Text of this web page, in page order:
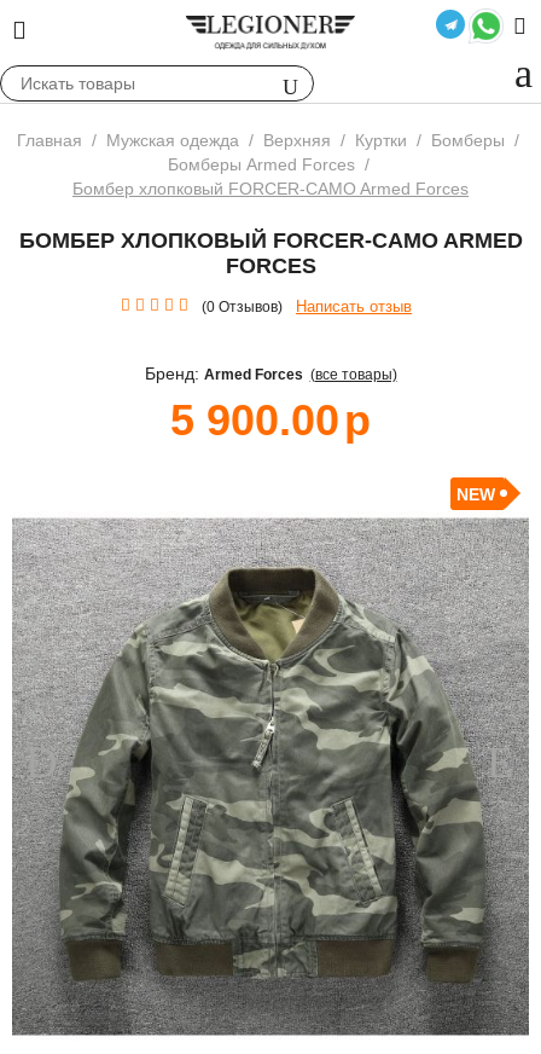
Главная / Мужская одежда / Верхняя / Куртки / Бомберы /
Бомберы Armed Forces /
Бомбер хлопковый FORCER-CAMO Armed Forces
БОМБЕР ХЛОПКОВЫЙ FORCER-CAMO ARMED
FORCES
(0 Отзывов) Написать отзыв
Бренд: Armed Forces (все товары)
5 900.00р
NEW